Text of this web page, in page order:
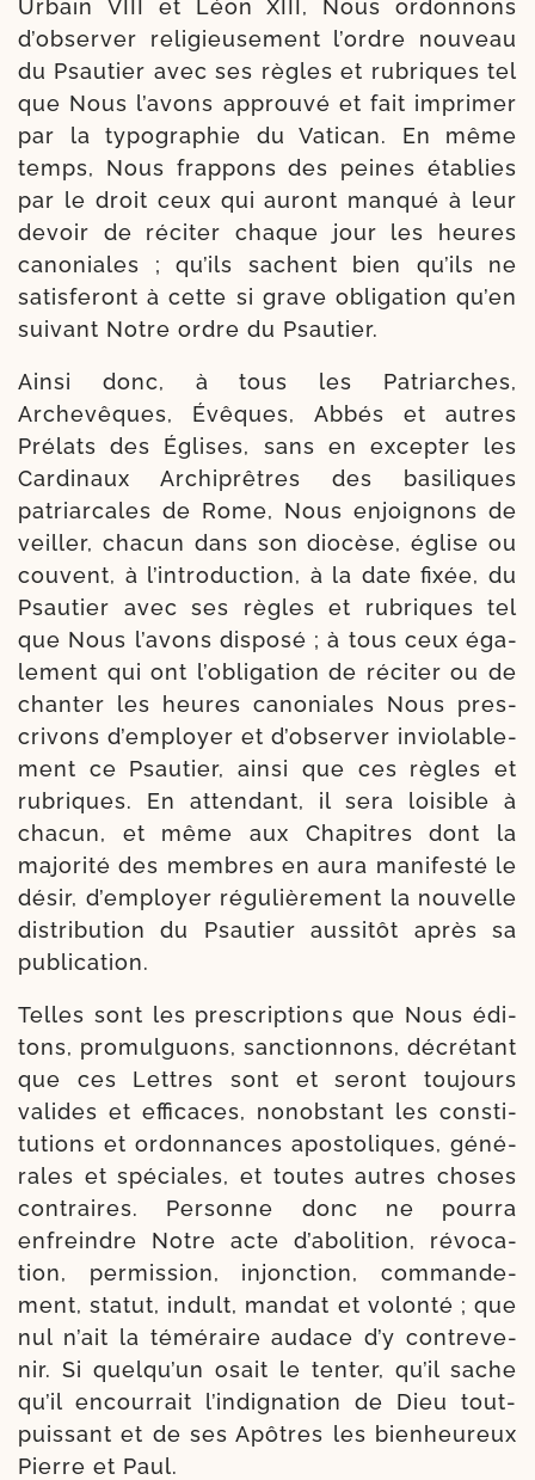
Urbain VIII et Léon XIII, Nous ordon­nons
d’observer reli­gieu­se­ment l’ordre nou­veau
du Psautier avec ses règles et rubriques tel
que Nous l’avons approu­vé et fait impri­mer
par la typo­gra­phie du Vatican. En même
temps, Nous frap­pons des peines éta­blies
par le droit ceux qui auront man­qué à leur
devoir de réci­ter chaque jour les heures
cano­niales ; qu’ils sachent bien qu’ils ne
satis­fe­ront à cette si grave obli­ga­tion qu’en
sui­vant Notre ordre du Psautier.
Ainsi donc, à tous les Patriarches,
Archevêques, Évêques, Abbés et autres
Prélats des Églises, sans en excep­ter les
Cardinaux Archiprêtres des basi­liques
patriar­cales de Rome, Nous enjoi­gnons de
veiller, cha­cun dans son dio­cèse, église ou
couvent, à l’introduction, à la date fixée, du
Psautier avec ses règles et rubriques tel
que Nous l’avons dis­po­sé ; à tous ceux éga­
le­ment qui ont l’obligation de réci­ter ou de
chan­ter les heures cano­niales Nous pres­
cri­vons d’employer et d’observer invio­la­ble­
ment ce Psautier, ain­si que ces règles et
rubriques. En atten­dant, il sera loi­sible à
cha­cun, et même aux Chapitres dont la
majo­ri­té des membres en aura mani­fes­té le
désir, d’employer régu­liè­re­ment la nou­velle
dis­tri­bu­tion du Psautier aus­si­tôt après sa
publication.
Telles sont les pres­crip­tions que Nous édi­
tons, pro­mul­guons, sanc­tionnons, décré­tant
que ces Lettres sont et seront tou­jours
valides et effi­caces, non­obs­tant les consti­
tu­tions et ordon­nances apos­to­liques, géné­
rales et spé­ciales, et toutes autres choses
contraires. Personne donc ne pour­ra
enfreindre Notre acte d’abolition, révo­ca­
tion, permis­sion, injonc­tion, com­man­de­
ment, sta­tut, indult, man­dat et volon­té ; que
nul n’ait la témé­raire audace d’y contre­ve­
nir. Si quelqu’un osait le ten­ter, qu’il sache
qu’il encour­rait l’indignation de Dieu tout-​
puissant et de ses Apôtres les bien­heu­reux
Pierre et Paul.